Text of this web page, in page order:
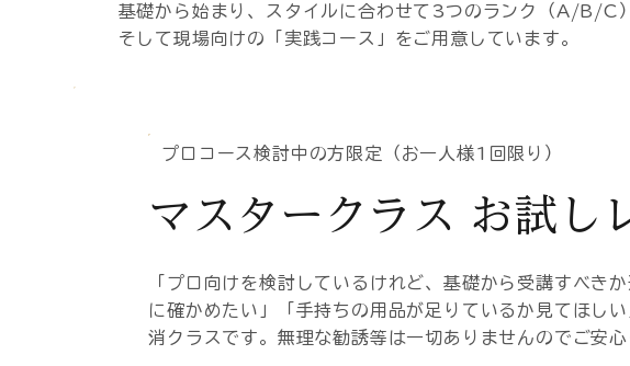
基礎から始まり、スタイルに合わせて3つのランク（A/B/C
そして現場向けの「実践コース」をご用意しています。
プロコース検討中の方限定（お一人様1回限り）
マスタークラス お試し
「プロ向けを検討しているけれど、基礎から受講すべき
に確かめたい」「手持ちの用品が足りているか見てほし
消クラスです。無理な勧誘等は一切ありませんのでご安心